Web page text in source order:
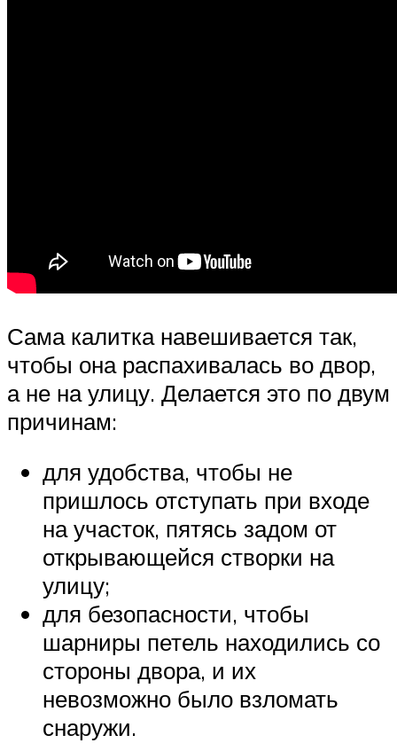
Сама калитка навешивается так,
чтобы она распахивалась во двор,
а не на улицу. Делается это по двум
причинам:
для удобства, чтобы не
пришлось отступать при входе
на участок, пятясь задом от
открывающейся створки на
улицу;
для безопасности, чтобы
шарниры петель находились со
стороны двора, и их
невозможно было взломать
снаружи.